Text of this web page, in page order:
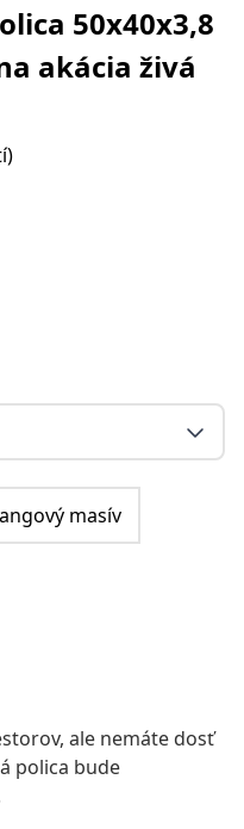
50x40x3,8
akácia živá
masív
ale nemáte dosť
polica bude